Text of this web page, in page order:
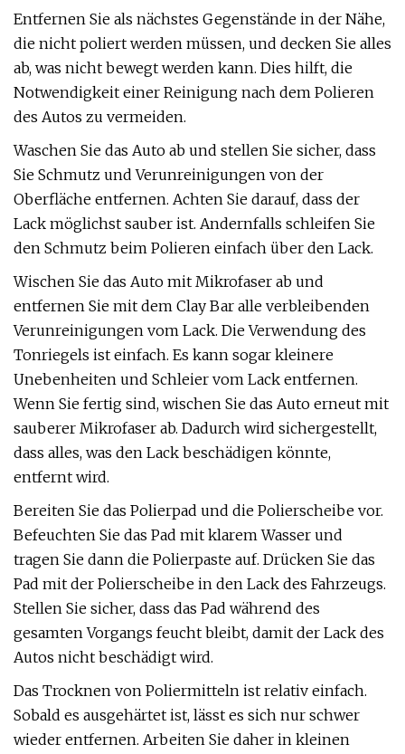
Entfernen Sie als nächstes Gegenstände in der Nähe,
die nicht poliert werden müssen, und decken Sie alles
ab, was nicht bewegt werden kann. Dies hilft, die
Notwendigkeit einer Reinigung nach dem Polieren
des Autos zu vermeiden.
Waschen Sie das Auto ab und stellen Sie sicher, dass
Sie Schmutz und Verunreinigungen von der
Oberfläche entfernen. Achten Sie darauf, dass der
Lack möglichst sauber ist. Andernfalls schleifen Sie
den Schmutz beim Polieren einfach über den Lack.
Wischen Sie das Auto mit Mikrofaser ab und
entfernen Sie mit dem Clay Bar alle verbleibenden
Verunreinigungen vom Lack. Die Verwendung des
Tonriegels ist einfach. Es kann sogar kleinere
Unebenheiten und Schleier vom Lack entfernen.
Wenn Sie fertig sind, wischen Sie das Auto erneut mit
sauberer Mikrofaser ab. Dadurch wird sichergestellt,
dass alles, was den Lack beschädigen könnte,
entfernt wird.
Bereiten Sie das Polierpad und die Polierscheibe vor.
Befeuchten Sie das Pad mit klarem Wasser und
tragen Sie dann die Polierpaste auf. Drücken Sie das
Pad mit der Polierscheibe in den Lack des Fahrzeugs.
Stellen Sie sicher, dass das Pad während des
gesamten Vorgangs feucht bleibt, damit der Lack des
Autos nicht beschädigt wird.
Das Trocknen von Poliermitteln ist relativ einfach.
Sobald es ausgehärtet ist, lässt es sich nur schwer
wieder entfernen. Arbeiten Sie daher in kleinen